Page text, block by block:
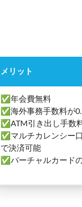
メリット
✅年会費無料
✅海外事務手数料が
✅ATM引き出し手数
✅マルチカレンシー
で決済可能
✅バーチャルカード